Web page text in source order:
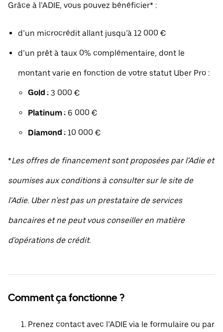
Grâce à l’ADIE, vous pouvez bénéficier* :
d’un microcrédit allant jusqu’à 12 000 €
d’un prêt à taux 0% complémentaire, dont le
montant varie en fonction de votre statut Uber Pro :
Gold : 3 000 €
Platinum : 6 000 €
Diamond : 10 000 €
*Les offres de financement sont proposées par l'Adie et
soumises aux conditions à consulter sur le site de
l'Adie. Uber n’est pas un prestataire de services
bancaires et ne peut vous conseiller en matière
d'opérations de crédit.
Comment ça fonctionne ?
Prenez contact avec l’ADIE via le formulaire ou par